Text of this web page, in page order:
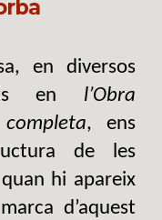
en diversos
en l’Obra
, ens
de les
hi apareix
d’aquest